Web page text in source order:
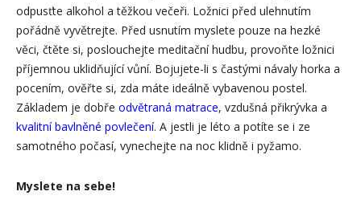
odpusťte alkohol a těžkou večeři. Ložnici před ulehnutím
pořádně vyvětrejte. Před usnutím myslete pouze na hezké
věci, čtěte si, poslouchejte meditační hudbu, provoňte ložnici
příjemnou uklidňující vůní. Bojujete-li s častými návaly horka a
pocením, ověřte si, zda máte ideálně vybavenou postel.
Základem je dobře odvětraná matrace, vzdušná přikrývka a
kvalitní bavlněné povlečení. A jestli je léto a potíte se i ze
samotného počasí, vynechejte na noc klidně i pyžamo.
Myslete na sebe!